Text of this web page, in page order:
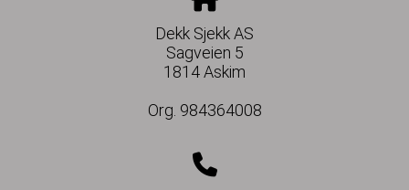
Dekk Sjekk AS
Sagveien 5
1814 Askim
Org. 984364008